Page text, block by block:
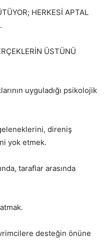
HERKESİ APTAL
ÜSTÜNÜ
uyguladığı psikolojik
direniş
yok etmek.
taraflar arasında
desteğin önüne